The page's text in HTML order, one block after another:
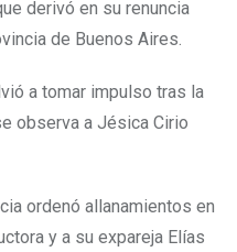
derivó en su renuncia
de Buenos Aires.
a tomar impulso tras la
observa a Jésica Cirio
ordenó allanamientos en
y a su expareja Elías